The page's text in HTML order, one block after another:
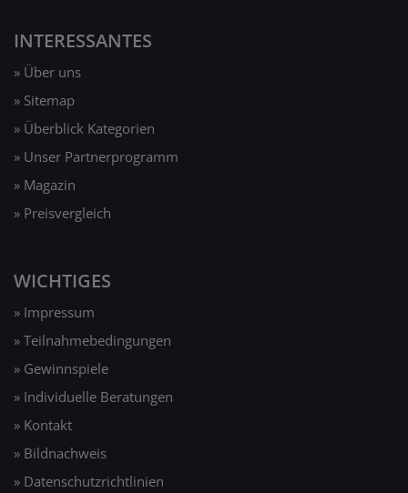
INTERESSANTES
» Über uns
» Sitemap
» Überblick Kategorien
» Unser Partnerprogramm
» Magazin
» Preisvergleich
WICHTIGES
» Impressum
» Teilnahmebedingungen
» Gewinnspiele
» Individuelle Beratungen
» Kontakt
» Bildnachweis
» Datenschutzrichtlinien